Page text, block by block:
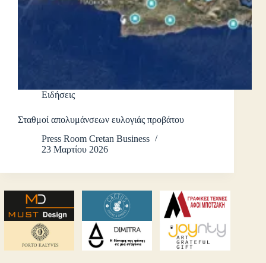
Ειδήσεις
Σταθμοί απολυμάνσεων ευλογιάς προβάτου
Press Room Cretan Business
23 Μαρτίου 2026